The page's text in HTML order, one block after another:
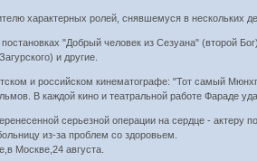
характерных ролей, снявшемуся в нескольких
"Добрый человек из Сезуана" (второй
и другие.
и российском кинематографе: "Тот самый
В каждой кино и театральной работе Фараде
серьезной операции на сердце -
из-за проблем со здоровьем.
Москве,24 августа.